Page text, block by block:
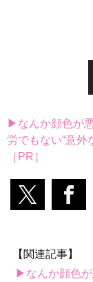
▶なんか顔色が
労でもない“意外
［PR］
【関連記事】
▶なんか顔色が